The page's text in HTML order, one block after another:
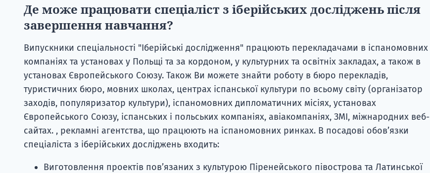
Де може працювати спеціаліст з іберійських досліджень після
завершення навчання?
Випускники спеціальності "Іберійські дослідження" працюють перекладачами в іспаномовних
компаніях та установах у Польщі та за кордоном, у культурних та освітніх закладах, а також в
установах Європейського Союзу. Також Ви можете знайти роботу в бюро перекладів,
туристичних бюро, мовних школах, центрах іспанської культури по всьому світу (організатор
заходів, популяризатор культури), іспаномовних дипломатичних місіях, установах
Європейського Союзу, іспанських і польських компаніях, авіакомпаніях, ЗМІ, міжнародних веб-
сайтах. , рекламні агентства, що працюють на іспаномовних ринках. В посадові обов’язки
спеціаліста з іберійських досліджень входить:
Виготовлення проектів пов’язаних з культурою Піренейського півострова та Латинської